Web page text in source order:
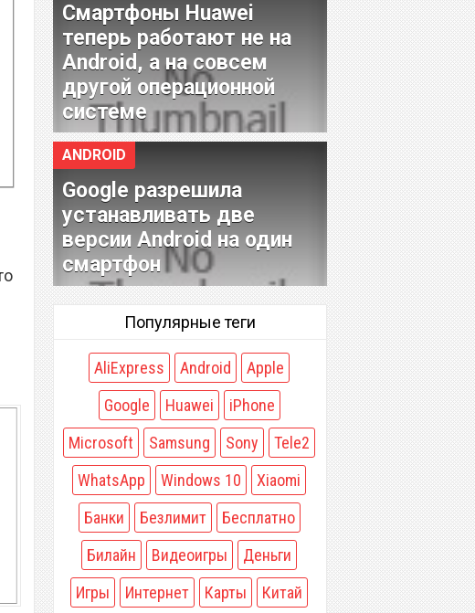
Смартфоны Huawei
теперь работают не на
Android, а на совсем
другой операционной
системе
ANDROID
Google разрешила
устанавливать две
версии Android на один
смартфон
Популярные теги
AliExpress Android
Apple
Google
Huawei
iPhone
Microsoft
Samsung Sony
Tele2
WhatsApp
Windows 10
Xiaomi
Банки
Безлимит
Бесплатно
Билайн
Видеоигры
Деньги
Игры
Интернет Карты
Китай